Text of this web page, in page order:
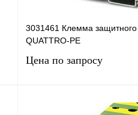
3031461 Клемма
QUATTRO-PE
Цена по запросу